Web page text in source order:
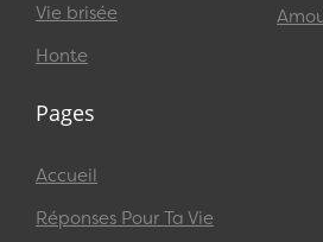
Vie brisée
Honte
Pages
Accueil
Réponses Pour Ta Vie